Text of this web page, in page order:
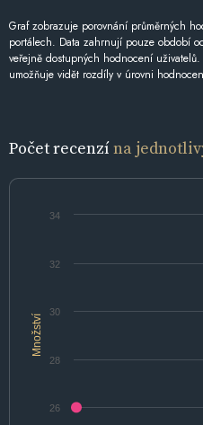
Graf zobrazuje porovnání průměrných
portálech. Data zahrnují pouze období
veřejně dostupných hodnocení
umožňuje vidět rozdíly v úrovni
Počet recenzína
Množství
26
28
30
32
34